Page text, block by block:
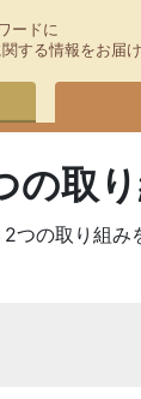
ードに
する情報をお届
取り
の取り組